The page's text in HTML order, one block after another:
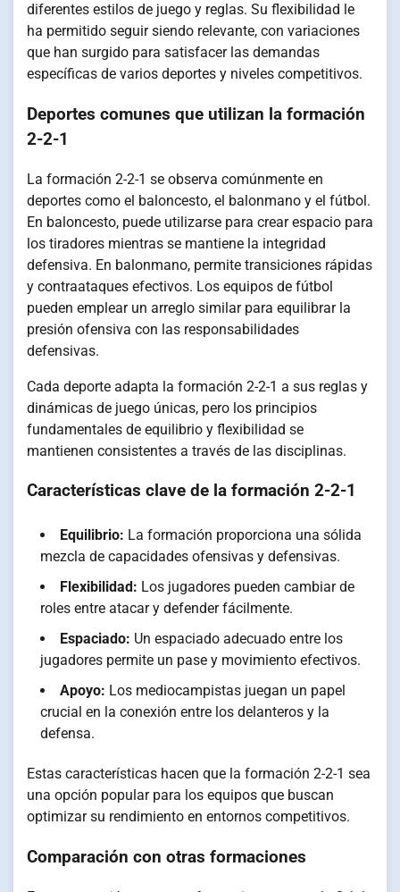
diferentes estilos de juego y reglas. Su flexibilidad le
ha permitido seguir siendo relevante, con variaciones
que han surgido para satisfacer las demandas
específicas de varios deportes y niveles competitivos.
Deportes comunes que utilizan la formación
2-2-1
La formación 2-2-1 se observa comúnmente en
deportes como el baloncesto, el balonmano y el fútbol.
En baloncesto, puede utilizarse para crear espacio para
los tiradores mientras se mantiene la integridad
defensiva. En balonmano, permite transiciones rápidas
y contraataques efectivos. Los equipos de fútbol
pueden emplear un arreglo similar para equilibrar la
presión ofensiva con las responsabilidades
defensivas.
Cada deporte adapta la formación 2-2-1 a sus reglas y
dinámicas de juego únicas, pero los principios
fundamentales de equilibrio y flexibilidad se
mantienen consistentes a través de las disciplinas.
Características clave de la formación 2-2-1
Equilibrio: La formación proporciona una sólida
mezcla de capacidades ofensivas y defensivas.
Flexibilidad: Los jugadores pueden cambiar de
roles entre atacar y defender fácilmente.
Espaciado: Un espaciado adecuado entre los
jugadores permite un pase y movimiento efectivos.
Apoyo: Los mediocampistas juegan un papel
crucial en la conexión entre los delanteros y la
defensa.
Estas características hacen que la formación 2-2-1 sea
una opción popular para los equipos que buscan
optimizar su rendimiento en entornos competitivos.
Comparación con otras formaciones